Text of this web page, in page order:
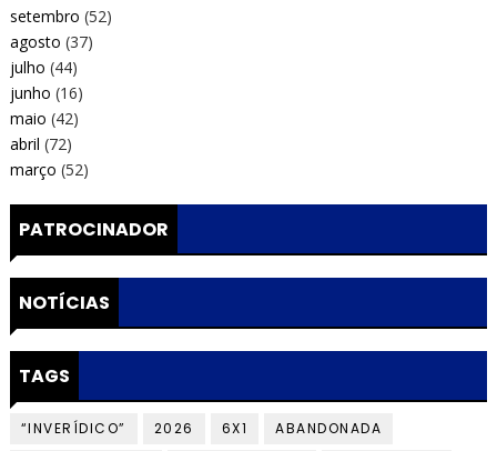
setembro (52)
agosto (37)
julho (44)
junho (16)
maio (42)
abril (72)
março (52)
PATROCINADOR
NOTÍCIAS
TAGS
“INVERÍDICO” 2026 6X1
ABANDONADA